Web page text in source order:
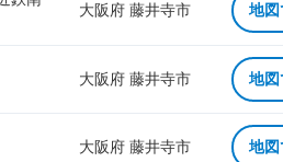
大阪府 藤井寺市 地図
大阪府 藤井寺市 地図
大阪府 藤井寺市 地図